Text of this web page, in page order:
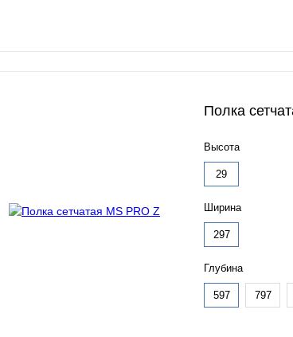
Полка
Высота
29
Ширина
297
Глубина
597 797